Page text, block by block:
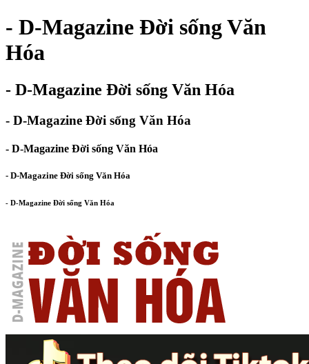
- D-Magazine Đời sống Văn
Hóa
- D-Magazine Đời sống Văn Hóa
- D-Magazine Đời sống Văn Hóa
- D-Magazine Đời sống Văn Hóa
- D-Magazine Đời sống Văn Hóa
- D-Magazine Đời sống Văn Hóa